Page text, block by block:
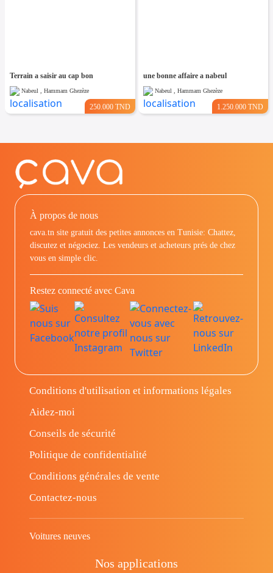
Terrain a saisir au cap bon
Nabeul , Hammam Ghezèze
250.000 TND
une bonne affaire a nabeul
Nabeul , Hammam Ghezèze
1.250.000 TND
À propos de nous
cava.tn site gratuit des petites annonces en Tunisie: Chattez,
discutez et négociez. Les vendeurs et acheteurs prés de chez
vous en simple clic.
Restez connecté avec Cava
Conditions d'utilisation et informations légales
Aidez-moi
Conseils de sécurité
Politique de confidentialité
Conditions générales de vente
Contactez-nous
Voitures neuves
Nos applications